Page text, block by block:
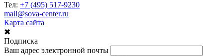
Тел: +7 (495) 517-9230
mail@sova-center.ru
Карта сайта
✖
Подписка
Ваш адрес электронной почты